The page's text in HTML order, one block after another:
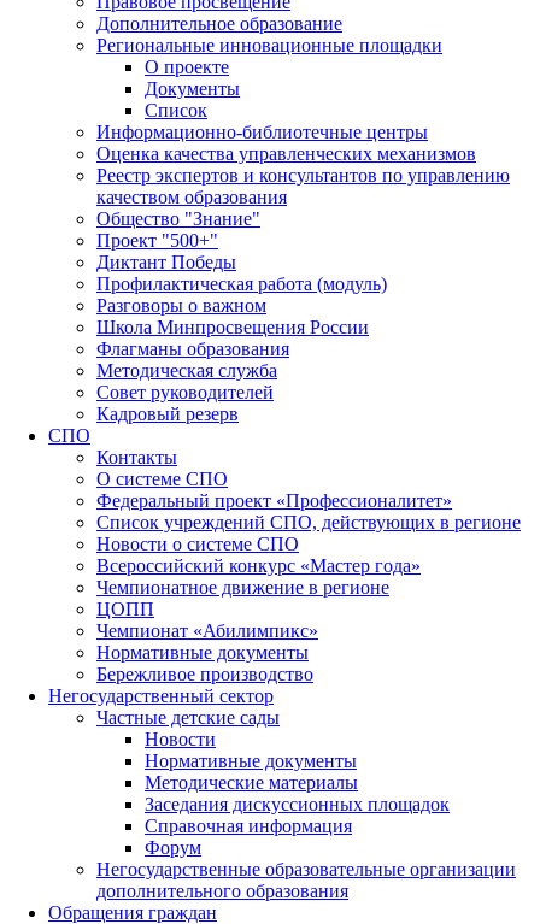
Дополнительное образование
Региональные инновационные площадки
О проекте
Документы
Список
Информационно-библиотечные центры
Оценка качества управленческих механизмов
Реестр экспертов и консультантов по управлению
качеством образования
Общество "Знание"
Проект "500+"
Диктант Победы
Профилактическая работа (модуль)
Разговоры о важном
Школа Минпросвещения России
Флагманы образования
Методическая служба
Совет руководителей
Кадровый резерв
СПО
Контакты
О системе СПО
Федеральный проект «Профессионалитет»
Список учреждений СПО, действующих в регионе
Новости о системе СПО
Всероссийский конкурс «Мастер года»
Чемпионатное движение в регионе
ЦОПП
Чемпионат «Абилимпикс»
Нормативные документы
Бережливое производство
Негосударственный сектор
Частные детские сады
Новости
Нормативные документы
Методические материалы
Заседания дискуссионных площадок
Справочная информация
Форум
Негосударственные образовательные организации
дополнительного образования
Обращения граждан